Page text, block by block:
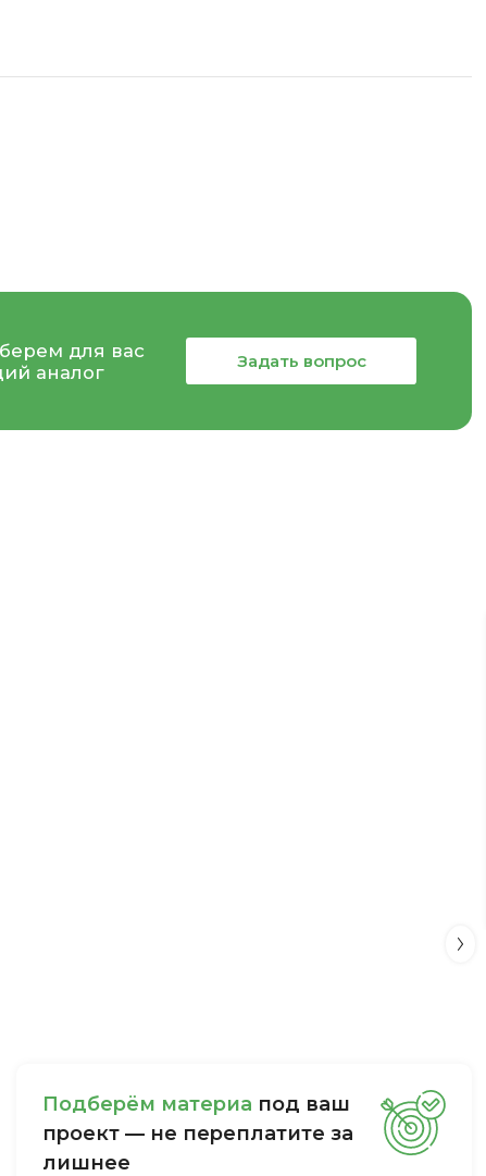
для вас
аналог
Задать вопрос
Пoдбepём мaтepиa пoд вaш
пpoeкт — нe пepeплaтитe зa
лишнee